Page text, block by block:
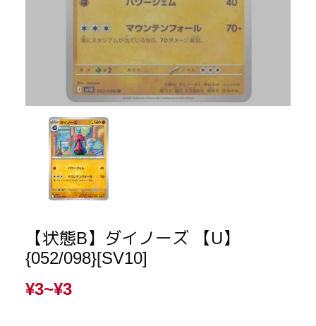
【状態B】ダイノーズ 【U】
{052/098}[SV10]
¥3~¥3